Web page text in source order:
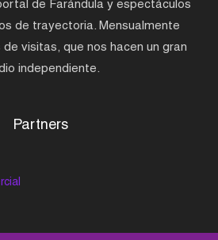
de Farándula y espectáculos
de trayectoria. Mensualmente
visitas, que nos hacen un gran
independiente.
Partners